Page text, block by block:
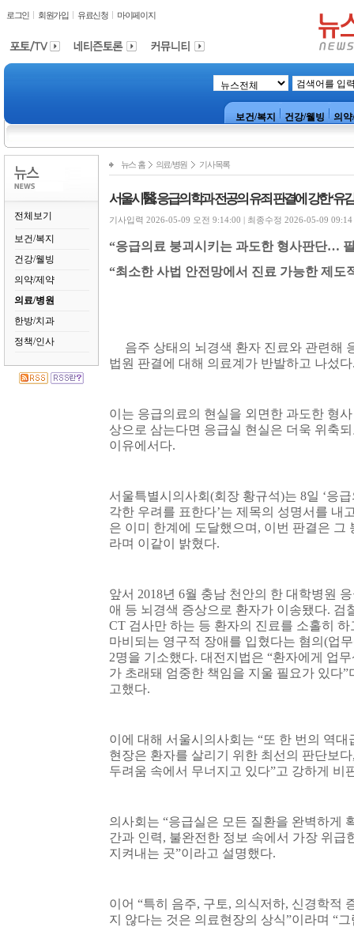
로그인 회원가입 유료신청 마이페이지
보건/복지 건강/웰빙 의
전체보기
보건/복지
건강/웰빙
의약/제약
의료/병원
한방/치과
정책/인사
뉴스 홈 의료/병원 기사목록
서울시醫, 응급의학과 전공의 유죄 판결에 강한‘유
기사입력 2026-05-09 오전 9:14:00 | 최종수정 2026-05-09 09:14
“응급의료 붕괴시키는 과도한 형사판단…
“최소한 사법 안전망에서 진료 가능한 제도
음주 상태의 뇌경색 환자 진료와 관련해
법원 판결에 대해 의료계가 반발하고 나섰다
이는 응급의료의 현실을 외면한 과도한 형
상으로 삼는다면 응급실 현실은 더욱 위축
이유에서다.
서울특별시의사회 (회장 황규석)는 8일 ‘응
각한 우려를 표한다’는 제목의 성명서를 내
은 이미 한계에 도달했으며 , 이번 판결은 그
라며 이같이 밝혔다.
앞서 2018년 6월 충남 천안의 한 대학병원
애 등 뇌경색 증상으로 환자가 이송됐다. 검
CT 검사만 하는 등 환자의 진료를 소홀히
마비되는 영구적 장애를 입혔다는 혐의 (업
2명을 기소했다. 대전지법은 “환자에게 업
가 초래돼 엄중한 책임을 지울 필요가 있다”
고했다.
이에 대해 서울시의사회는 “또 한 번의 역대
현장은 환자를 살리기 위한 최선의 판단보다
두려움 속에서 무너지고 있다”고 강하게 비
의사회는 “응급실은 모든 질환을 완벽하게
간과 인력, 불완전한 정보 속에서 가장 위급
지켜내는 곳”이라고 설명했다.
이어 “특히 음주, 구토, 의식저하, 신경학적
지 않다는 것은 의료현장의 상식”이라며 “그